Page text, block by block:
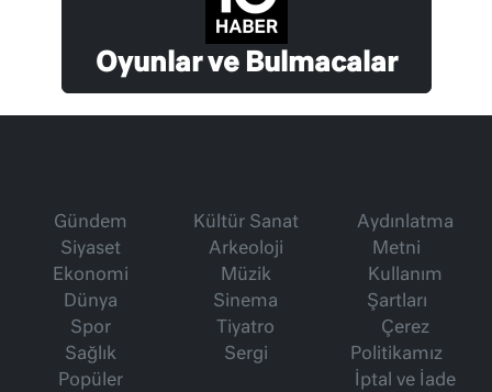
Oyunlar ve Bulmacalar
Gündem
Siyaset
Ekonomi
Dünya
Spor
Sağlık
Popüler
Kültür Sanat
Arkeoloji
Müzik
Sinema
Tiyatro
Sergi
Aydınlatma
Metni
Kullanım
Şartları
Çerez
Politikamız
İptal ve İade